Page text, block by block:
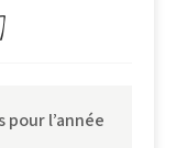
l’année